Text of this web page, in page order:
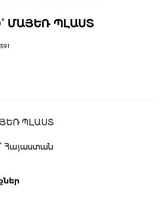
ՄԱՅԵՌ ՊԼԱՍՏ
ՊԼԱՍՏ
Հայաստան